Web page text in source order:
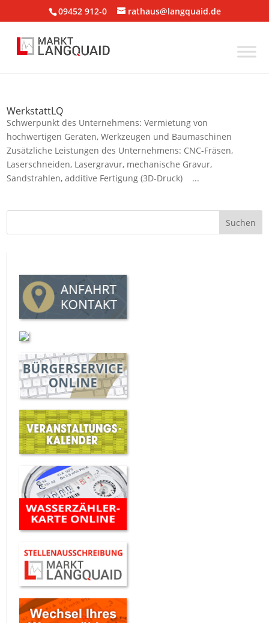
09452 912-0 rathaus@langquaid.de
WerkstattLQ
Schwerpunkt des Unternehmens: Vermietung von
hochwertigen Geräten, Werkzeugen und Baumaschinen
Zusätzliche Leistungen des Unternehmens: CNC-Fräsen,
Laserschneiden, Lasergravur, mechanische Gravur,
Sandstrahlen, additive Fertigung (3D-Druck) ...